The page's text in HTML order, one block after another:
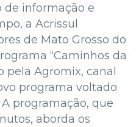
de informação e
a Acrissul
de Mato Grosso do
“Caminhos da
pela Agromix, canal
programa voltado
programação, que
aborda os